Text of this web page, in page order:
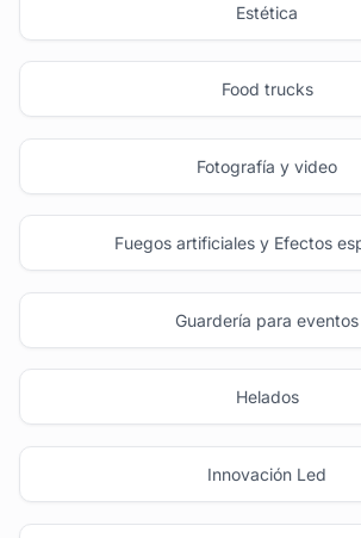
Estética
Food trucks
Fotografía y video
Fuegos artificiales y Efectos
Guardería para eventos
Helados
Innovación Led